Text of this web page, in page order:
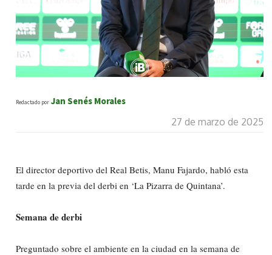
Redactado por Jan Senés Morales
27 de marzo de 2025
El director deportivo del Real Betis, Manu Fajardo, habló esta
tarde en la previa del derbi en ‘La Pizarra de Quintana’.
Semana de derbi
Preguntado sobre el ambiente en la ciudad en la semana de